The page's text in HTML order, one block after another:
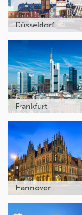
Düsseldorf
Frankfurt
Hannover